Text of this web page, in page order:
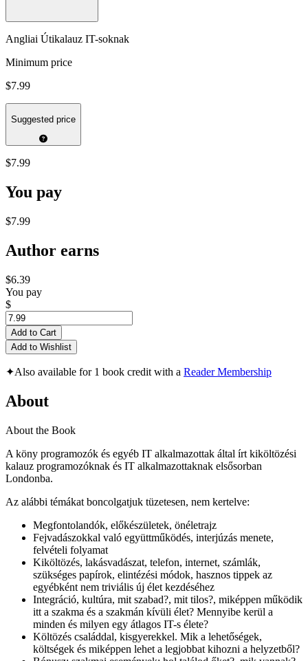
Angliai Útikalauz IT-soknak
Minimum price
$7.99
Suggested price
$7.99
You pay
$7.99
Author earns
$6.39
You pay
$
Add to Cart
Add to Wishlist
✦Also available for 1 book credit with a Reader Membership
About
About the Book
A köny programozók és egyéb IT alkalmazottak által írt kiköltözési
kalauz programozóknak és IT alkalmazottaknak elsősorban
Londonba.
Az alábbi témákat boncolgatjuk tüzetesen, nem kertelve:
Megfontolandók, előkészületek, önéletrajz
Fejvadászokkal való együttműködés, interjúzás menete,
felvételi folyamat
Kiköltözés, lakásvadászat, telefon, internet, számlák,
szükséges papírok, elintézési módok, hasznos tippek az
egyébként nem triviális új élet kezdéséhez
Integráció, kultúra, mit szabad?, mit tilos?, miképpen működik
itt a szakma és a szakmán kívüli élet? Mennyibe kerül a
minden és milyen egy átlagos IT-s élete?
Költözés családdal, kisgyerekkel. Mik a lehetőségek,
költségek és miképpen lehet a legjobbat kihozni a helyzetből?